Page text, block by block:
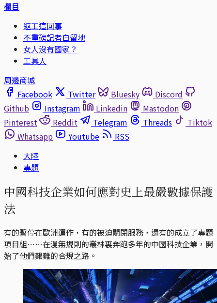
欄目
返工這回事
不重磅記者自留地
女人沒有國家？
工具人
周邊商城
Facebook
Twitter Bluesky
Discord
Github
Instagram Linkedin
Mastodon
Pinterest
Reddit Telegram Threads
Tiktok
Whatsapp
Youtube
RSS
大陸
專題
中國科技企業如何應對史上最嚴數據保護
法
有的暫停在歐洲運作，有的被迫關閉服務，還有的成立了專題
項目組……在漫無規則的叢林裏奔跑多年的中國科技企業，開
始了他們艱難的合規之路。